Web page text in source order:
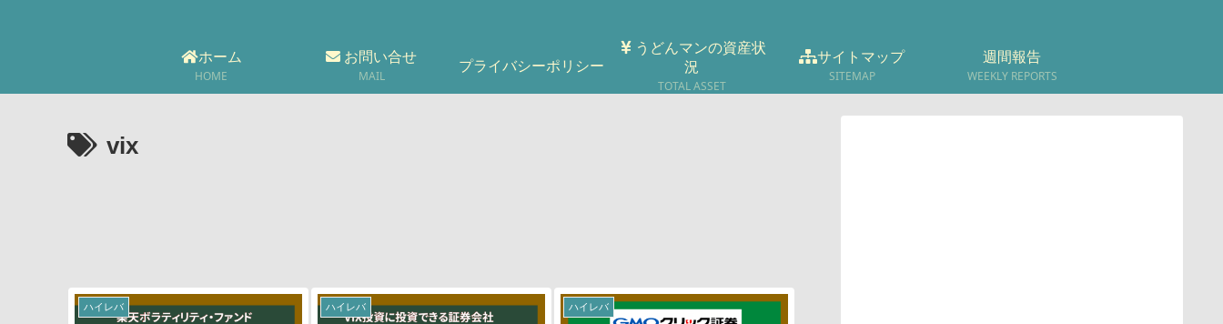
ホーム
HOME
お問い合せ
MAIL
プライバシーポリシー
うどんマンの資産状
況
TOTAL ASSET
サイトマップ
SITEMAP
週間報告
WEEKLY REPORTS
vix
ハイレバ ハイレバ ハイレバ